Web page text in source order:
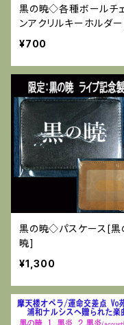
黒の暁◇各種ボールチ
ンアクリルキーホルダー
タンド付き) 各種残少
¥700
黒の暁◇パスケース[黒
暁]
¥1,300